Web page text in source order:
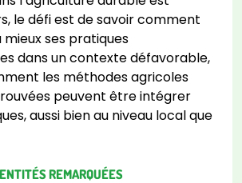
le défi est de savoir comment
ses pratiques
dans un contexte défavorable,
les méthodes agricoles
peuvent être intégrer
aussi bien au niveau local que
REMARQUÉES